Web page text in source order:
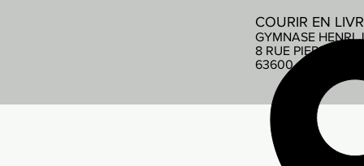
COURIR EN
GYMNASE HENRI
8 RUE PIERRE DE
63600 AMBERT